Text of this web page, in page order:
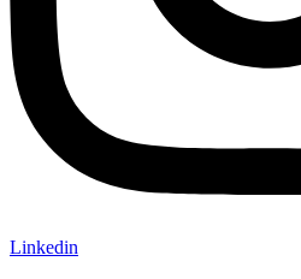
Linkedin